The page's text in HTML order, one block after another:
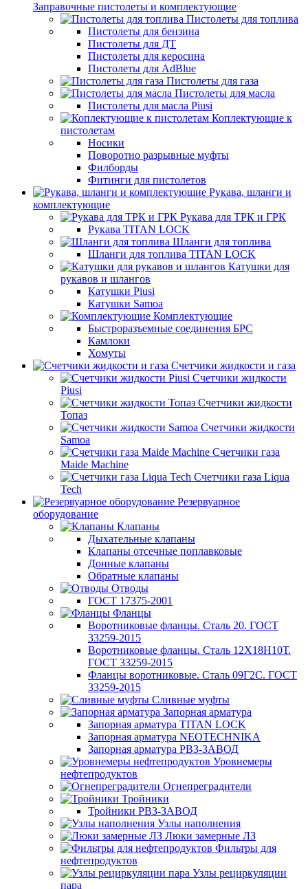
Заправочные пистолеты и комплектующие
Пистолеты для топлива
Пистолеты для бензина
Пистолеты для ДТ
Пистолеты для керосина
Пистолеты для AdBlue
Пистолеты для газа
Пистолеты для масла
Пистолеты для масла Piusi
Коплектующие к
пистолетам
Носики
Поворотно разрывные муфты
Филборды
Фитинги для пистолетов
Рукава, шланги и
комплектующие
Рукава для ТРК и ГРК
Рукава TITAN LOCK
Шланги для топлива
Шланги для топлива TITAN LOCK
Катушки для
рукавов и шлангов
Катушки Piusi
Катушки Samoa
Комплектующие
Быстроразъемные соединения БРС
Камлоки
Хомуты
Счетчики жидкости и газа
Счетчики жидкости
Piusi
Счетчики жидкости
Топаз
Счетчики жидкости
Samoa
Счетчики газа
Maide Machine
Счетчики газа Liqua
Tech
Резервуарное
оборудование
Клапаны
Дыхательные клапаны
Клапаны отсечные поплавковые
Донные клапаны
Обратные клапаны
Отводы
ГОСТ 17375-2001
Фланцы
Воротниковые фланцы. Сталь 20. ГОСТ
33259-2015
Воротниковые фланцы. Сталь 12Х18Н10Т.
ГОСТ 33259-2015
Фланцы воротниковые. Сталь 09Г2С. ГОСТ
33259-2015
Сливные муфты
Запорная арматура
Запорная арматура TITAN LOCK
Запорная арматура NEOTECHNIKA
Запорная арматура РВЗ-ЗАВОД
Уровнемеры
нефтепродуктов
Огнепреградители
Тройники
Тройники РВЗ-ЗАВОД
Узлы наполнения
Люки замерные ЛЗ
Фильтры для
нефтепродуктов
Узлы рециркуляции
пара